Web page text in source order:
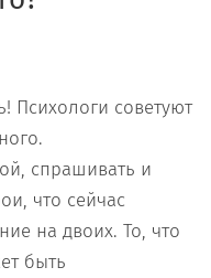
Психологи советуют
спрашивать и
что сейчас
на двоих. То, что
быть